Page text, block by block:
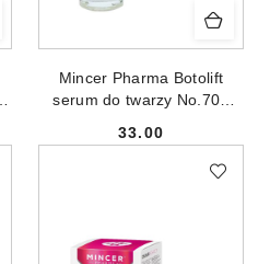
Mincer Pharma Botolift
serum do twarzy No.705
Cena:
33.00